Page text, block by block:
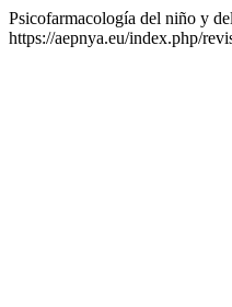
Psicofarmacología del niño y
https://aepnya.eu/index.php/